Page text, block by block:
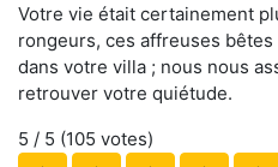
Votre vie était certainement
rongeurs, ces affreuses
dans votre villa ; nous nous
retrouver votre quiétude.
5 / 5 (105 votes)